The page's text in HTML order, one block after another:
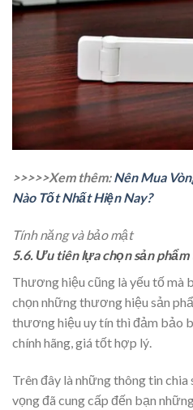
>>>>>Xem thêm:Nên Mua
Nào Tốt Nhất Hiện Nay?
Tính năng và bảo mật
5.6. Ưu tiên lựa chọn sản
Thương hiệu cũng là yếu tố mà
chọn những thương hiệu sản
thương hiệu uy tín thì đảm bảo
chính hãng, giá tốt hợp lý.
Trên đây là những thông tin chia
vọng đã cung cấp đến bạn